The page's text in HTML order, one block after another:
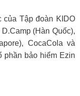
Tập đoàn KIDO
(Hàn Quốc),
CocaCola và
phần bảo hiểm Ezin